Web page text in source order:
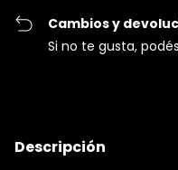
Cambios y
Si no te gusta,
Descripción